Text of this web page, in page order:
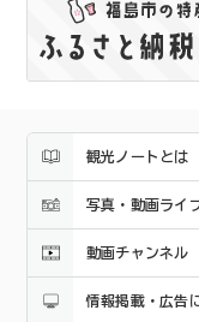
観光ノートとは
写真・動画ライ
動画チャンネル
情報掲載・広告